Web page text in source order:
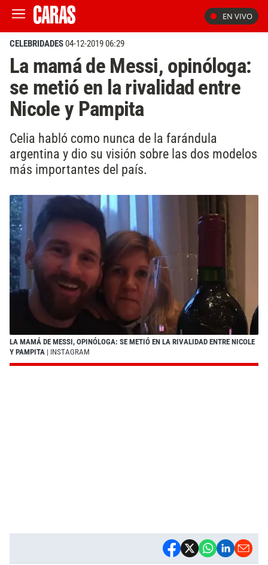
EN VIVO
CELEBRIDADES04-12-2019 06:29
La mamá de Messi, opinóloga:
se metió en la rivalidad entre
Nicole y Pampita
Celia habló como nunca de la farándula
argentina y dio su visión sobre las dos modelos
más importantes del país.
LA MAMÁ DE MESSI, OPINÓLOGA: SE METIÓ EN LA RIVALIDAD ENTRE NICOLE
Y PAMPITA | INSTAGRAM